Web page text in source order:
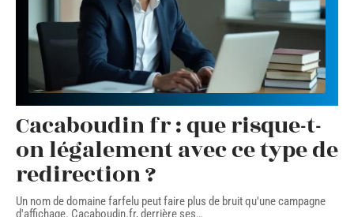
Cacaboudin fr : que risque-t-
on légalement avec ce type de
redirection ?
Un nom de domaine farfelu peut faire plus de bruit qu'une campagne
d'affichage. Cacaboudin.fr, derrière ses…